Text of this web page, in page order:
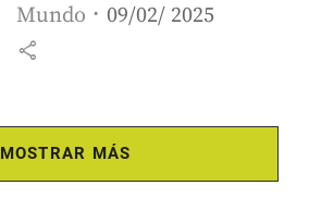
Mundo 09/02/ 2025
share
MOSTRAR MÁS